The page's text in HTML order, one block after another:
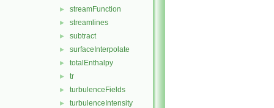
► streamFunction
► streamlines
► subtract
► surfaceInterpolate
► totalEnthalpy
► tr
► turbulenceFields
► turbulenceIntensity